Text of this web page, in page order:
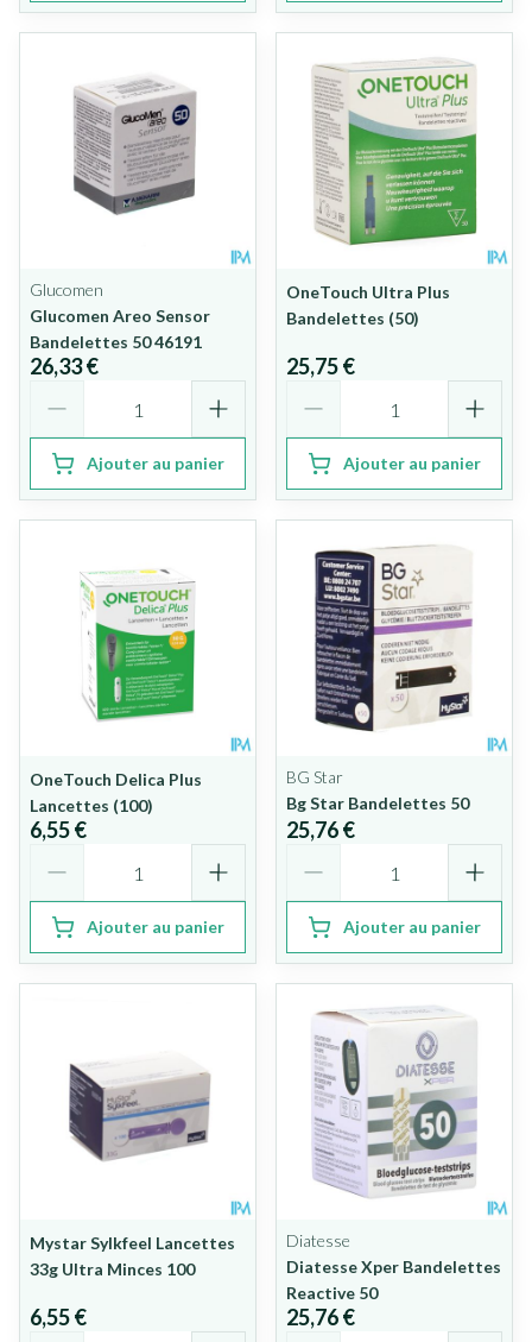
Glucomen
Glucomen Areo Sensor
Bandelettes 50 46191
26,33 €
Ajouter au panier
OneTouch Ultra Plus
Bandelettes (50)
25,75 €
Ajouter au panier
OneTouch Delica Plus
Lancettes (100)
6,55 €
Ajouter au panier
BG Star
Bg Star Bandelettes 50
25,76 €
Ajouter au panier
Mystar Sylkfeel Lancettes
33g Ultra Minces 100
6,55 €
Diatesse
Diatesse Xper Bandelettes
Reactive 50
25,76 €